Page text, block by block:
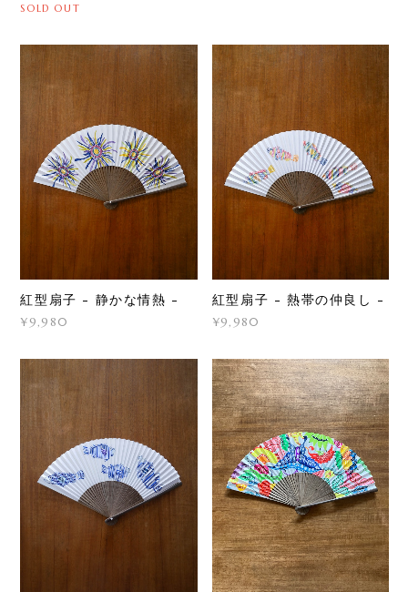
SOLD OUT
紅型扇子 - 静かな情熱 -
¥9,980
紅型扇子 - 熱帯の仲良し -
¥9,980